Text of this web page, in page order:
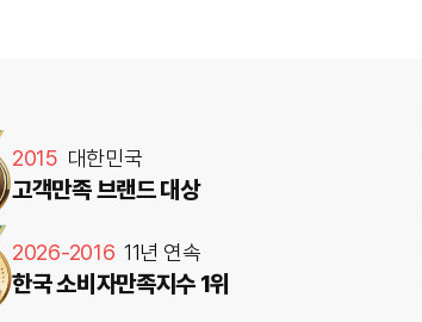
2015 대한민국
고객만족 브랜드 대상
2026-2016 11년 연속
한국 소비자만족지수 1위